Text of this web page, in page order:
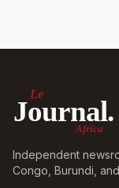
Le
Journal.
Africa
Independent
Congo, Burundi,